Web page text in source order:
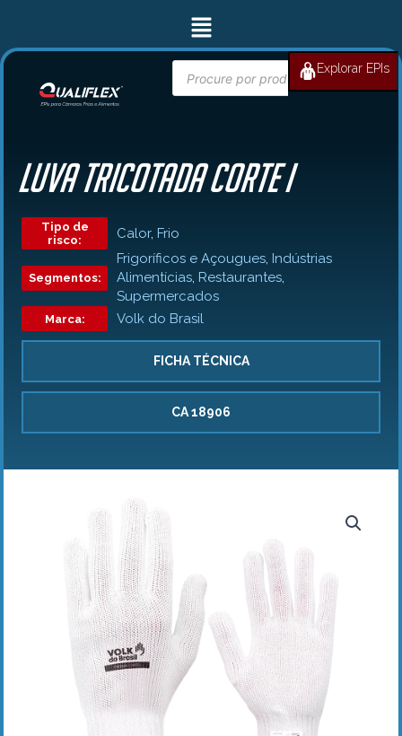
conteúdo
Menu
produtos
BUSCAR
Explorar EPIs
LUVA TRICOTADA CORTE I
Tipo de
risco:
Calor, Frio
Segmentos:
Frigoríficos e Açougues, Indústrias
Alimentícias, Restaurantes,
Supermercados
Marca: Volk do Brasil
FICHA TÉCNICA
CA 18906